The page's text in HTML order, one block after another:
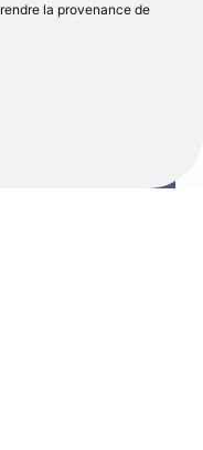
la provenance de